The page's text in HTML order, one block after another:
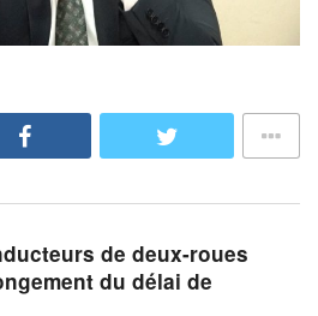
de deux-roues
du délai de